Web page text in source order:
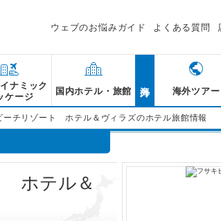
ウェブのお悩みガイド よくある質問
ナミック
ケージ
国内ホテル・旅館 海外ツアー
ーチリゾート ホテル＆ヴィラズのホテル旅館情報
ホテル＆